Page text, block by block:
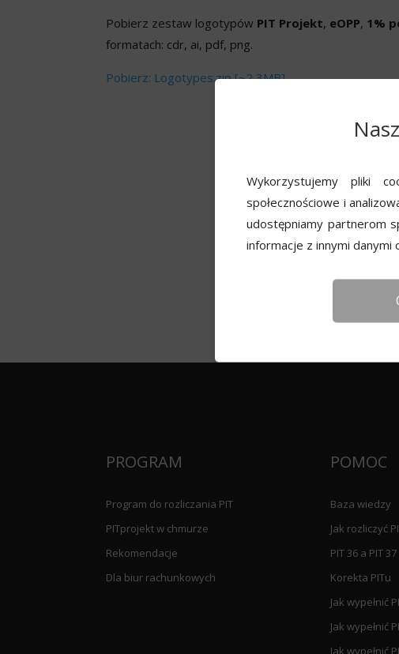
Pobierz zestaw logotypów PIT Projekt, eOPP, 1%
formatach: cdr, ai, pdf, png.
Pobierz: Logotypes.zip [~2,3MB]
PROGRAM
Program do rozliczania PIT
PITprojekt w chmurze
Rekomendacje
Dla biur rachunkowych
POMOC
Baza wiedzy
Jak rozliczyć
PIT 36 a PIT 37
Korekta PITu
Jak wypełnić
Jak wypełnić
Jak wypełnić
Wykorzystujemy pliki
społecznościowe i
udostępniamy partnerom
informacje z innymi danymi